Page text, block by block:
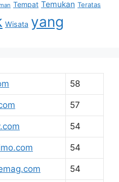
Tempat Temukan Teratas
Wisata yang
58
57
54
54
54